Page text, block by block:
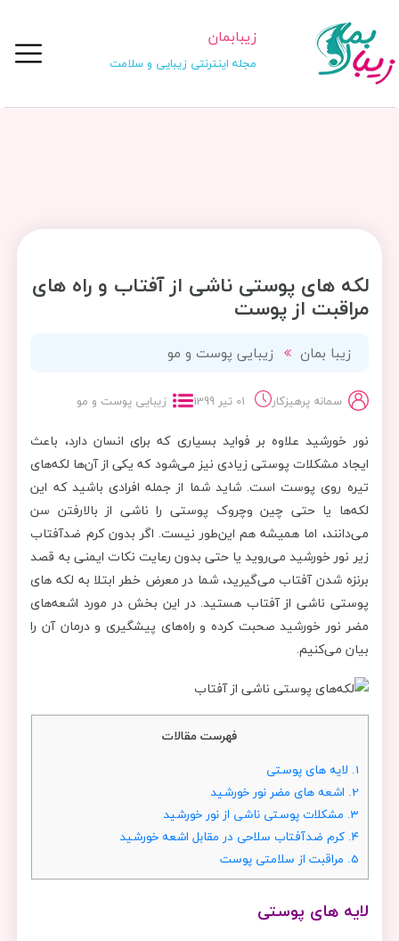
زیبابمان
مجله اینترنتی زیبایی و سلامت
لکه‌ های پوستی ناشی از آفتاب و راه های
مراقبت از پوست
زیبا بمان زیبایی پوست و مو
سمانه پرهیزکار 01 تیر 1399 زیبایی پوست و مو
نور خورشید علاوه بر فواید بسیاری که برای انسان دارد، باعث
ایجاد مشکلات پوستی زیادی نیز می‌شود که یکی از آن‌ها لکه‌های
تیره‌ روی پوست است. شاید شما از جمله افرادی باشید که این
لکه‌ها یا حتی چین‌ وچروک پوستی را ناشی از بالارفتن سن
می‌دانند، اما همیشه هم این‌طور نیست. اگر بدون کرم ضدآفتاب
زیر نور خورشید می‌روید یا حتی بدون رعایت نکات ایمنی به قصد
برنزه شدن آفتاب می‌گیرید، شما در معرض خطر ابتلا به لکه‌ های
پوستی ناشی از آفتاب هستید. در این بخش در مورد اشعه‌های
مضر نور خورشید صحبت کرده و راه‌های پیشگیری و درمان آن را
بیان می‌کنیم.
فهرست مقالات
1. لایه‌ های پوستی
2. اشعه‌ های مضر نور خورشید
3. مشکلات پوستی ناشی از نور خورشید
4. کرم ضدآفتاب سلاحی در مقابل اشعه خورشید
5. مراقبت از سلامتی پوست
لایه‌ های پوستی